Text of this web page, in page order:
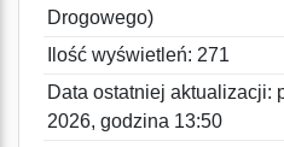
Drogowego)
Ilość wyświetleń: 271
Data ostatniej aktualizacji:
2026, godzina 13:50